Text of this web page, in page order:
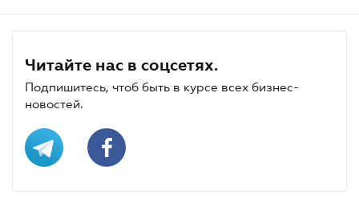
Читайте нас в соцсетях.
Подпишитесь, чтоб быть в курсе всех бизнес-
новостей.